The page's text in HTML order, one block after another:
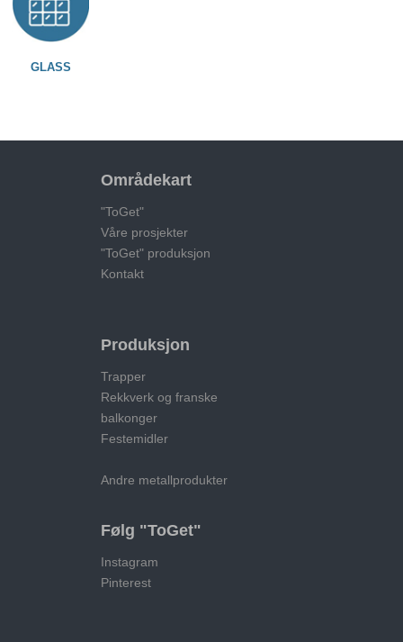
GLASS
Områdekart
"ToGet"
Våre prosjekter
"ToGet" produksjon
Kontakt
Produksjon
Trapper
Rekkverk og franske
balkonger
Festemidler
Andre metallprodukter
Følg "ToGet"
Instagram
Pinterest